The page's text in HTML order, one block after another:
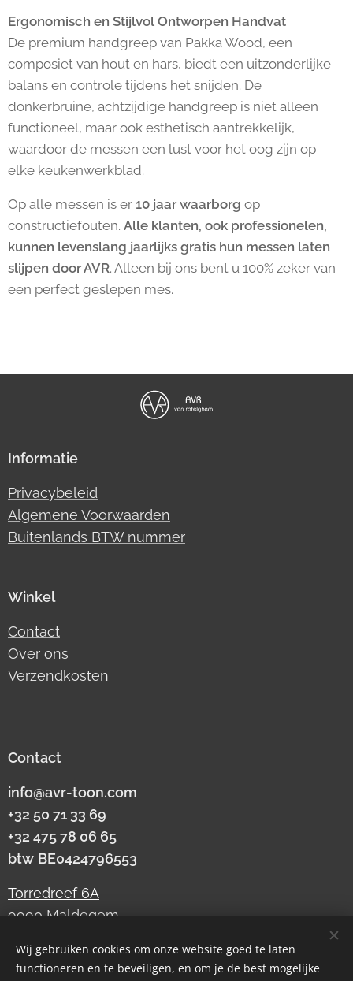
Ergonomisch en Stijlvol Ontworpen Handvat
De premium handgreep van Pakka Wood, een
composiet van hout en hars, biedt een uitzonderlijke
balans en controle tijdens het snijden. De
donkerbruine, achtzijdige handgreep is niet alleen
functioneel, maar ook esthetisch aantrekkelijk,
waardoor de messen een lust voor het oog zijn op
elke keukenwerkblad.
Op alle messen is er 10 jaar waarborg op
constructiefouten. Alle klanten, ook professionelen,
kunnen levenslang jaarlijks gratis hun messen laten
slijpen door AVR. Alleen bij ons bent u 100% zeker van
een perfect geslepen mes.
Informatie
Privacybeleid
Algemene Voorwaarden
Buitenlands BTW nummer
Winkel
Contact
Over ons
Verzendkosten
Contact
info@avr-toon.com
+32 50 71 33 69
+32 475 78 06 65
btw BE0424796553
Torredreef 6A
9990 Maldegem
Cookies
Wij gebruiken cookies om onze website goed te laten
functioneren en te beveiligen, en om je de best mogelijke